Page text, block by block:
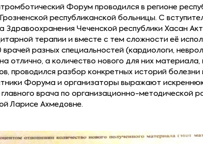
Форум проводился в регионе
республиканской больницы. С
Здравоохранения Чеченской республики Хасан
терапии и вместе с тем сложности её
врачей разных специальностей (кардиологи,
отлично, а количество нового для них
проводился разбор конкретных историй
Форума и организаторы выражают
врача по организационно-методической
Ларисе Ахмедовне.